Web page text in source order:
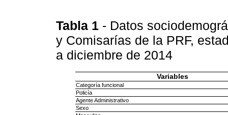
Tabla 1 - Datos
y Comisarías de la PRF,
a diciembre de 2014
Variables
Categoría funcional
Policía
Agente Administrativo
Sexo